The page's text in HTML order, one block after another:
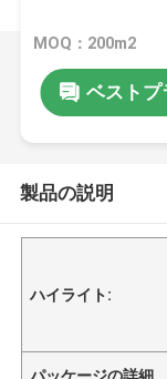
MOQ：200m2
ベストプ
製品の説明
ハイライト:
パッケージの詳細